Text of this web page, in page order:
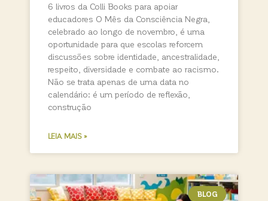
6 livros da Colli Books para apoiar
educadores O Mês da Consciência Negra,
celebrado ao longo de novembro, é uma
oportunidade para que escolas reforcem
discussões sobre identidade, ancestralidade,
respeito, diversidade e combate ao racismo.
Não se trata apenas de uma data no
calendário: é um período de reflexão,
construção
LEIA MAIS »
BLOG